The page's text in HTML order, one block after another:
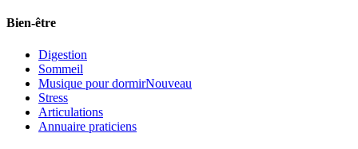
Bien-être
Digestion
Sommeil
Musique pour dormirNouveau
Stress
Articulations
Annuaire praticiens